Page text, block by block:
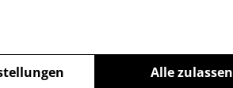
Alle zulassen